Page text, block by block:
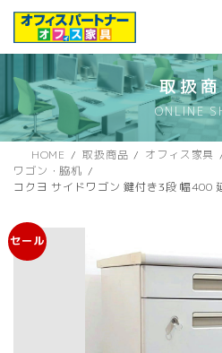
ス
キ
ン
に
取扱
ONLINE
HOME 取扱商品 オフィス家具
ワゴン・脇机
コクヨ サイドワゴン 鍵付き3段 幅400
セール